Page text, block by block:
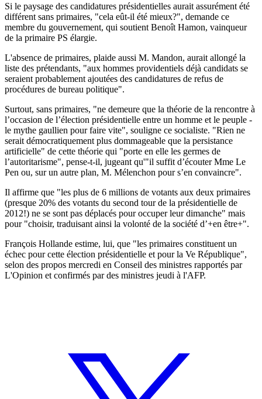
Si le paysage des candidatures présidentielles aurait assurément été
différent sans primaires, "cela eût-il été mieux?", demande ce
membre du gouvernement, qui soutient Benoît Hamon, vainqueur
de la primaire PS élargie.
L'absence de primaires, plaide aussi M. Mandon, aurait allongé la
liste des prétendants, "aux hommes providentiels déjà candidats se
seraient probablement ajoutées des candidatures de refus de
procédures de bureau politique".
Surtout, sans primaires, "ne demeure que la théorie de la rencontre à
l’occasion de l’élection présidentielle entre un homme et le peuple -
le mythe gaullien pour faire vite", souligne ce socialiste. "Rien ne
serait démocratiquement plus dommageable que la persistance
artificielle" de cette théorie qui "porte en elle les germes de
l’autoritarisme", pense-t-il, jugeant qu'"il suffit d’écouter Mme Le
Pen ou, sur un autre plan, M. Mélenchon pour s’en convaincre".
Il affirme que "les plus de 6 millions de votants aux deux primaires
(presque 20% des votants du second tour de la présidentielle de
2012!) ne se sont pas déplacés pour occuper leur dimanche" mais
pour "choisir, traduisant ainsi la volonté de la société d’+en être+".
François Hollande estime, lui, que "les primaires constituent un
échec pour cette élection présidentielle et pour la Ve République",
selon des propos mercredi en Conseil des ministres rapportés par
L'Opinion et confirmés par des ministres jeudi à l'AFP.